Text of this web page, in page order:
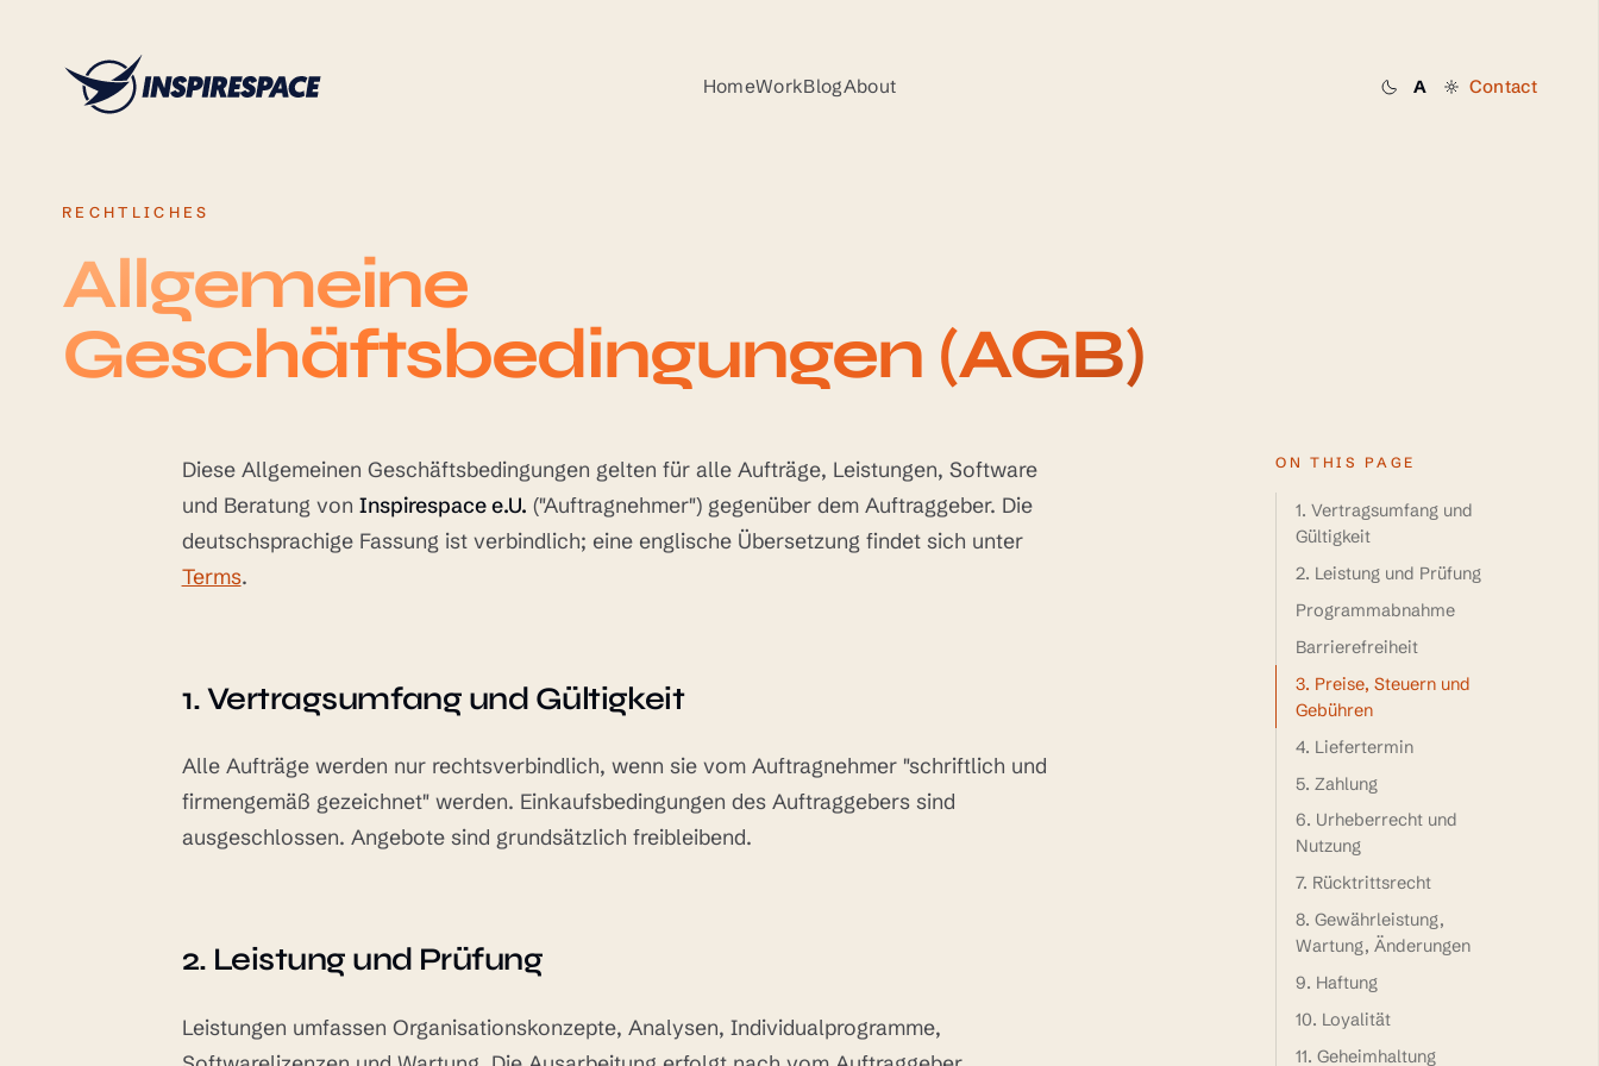
HomeWorkBlogAbout DarkASystem
LightContact
RECHTLICHES
Allgemeine
Geschäftsbedingungen (AGB)
Diese Allgemeinen Geschäftsbedingungen gelten für alle Aufträge, Leistungen, Software
und Beratung von Inspirespace e.U. ("Auftragnehmer") gegenüber dem Auftraggeber. Die
deutschsprachige Fassung ist verbindlich; eine englische Übersetzung findet sich unter
Terms.
1. Vertragsumfang und Gültigkeit
Alle Aufträge werden nur rechtsverbindlich, wenn sie vom Auftragnehmer "schriftlich und
firmengemäß gezeichnet" werden. Einkaufsbedingungen des Auftraggebers sind
ausgeschlossen. Angebote sind grundsätzlich freibleibend.
2. Leistung und Prüfung
Leistungen umfassen Organisationskonzepte, Analysen, Individualprogramme,
ON THIS PAGE
1. Vertragsumfang und
Gültigkeit
2. Leistung und Prüfung
Programmabnahme
Barrierefreiheit
3. Preise, Steuern und
Gebühren
4. Liefertermin
5. Zahlung
6. Urheberrecht und
Nutzung
7. Rücktrittsrecht
8. Gewährleistung,
Wartung, Änderungen
9. Haftung
10. Loyalität
11. Geheimhaltung